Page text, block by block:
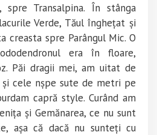
Transalpina. În stânga
Verde, Tăul înghețat și
creasta spre Parângul Mic. O
era în floare,
Păi dragii mei, am uitat de
cele nșpe sute de metri pe
capră style. Curând am
și Gemănarea, ce nu sunt
așa că dacă nu sunteți cu